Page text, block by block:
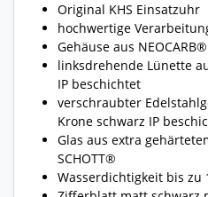
Original KHS Einsatzuhr
hochwertige
Gehäuse aus
linksdrehende Lünette
IP beschichtet
verschraubter
Krone schwarz IP
Glas aus extra
SCHOTT®
Wasserdichtigkeit bis zu